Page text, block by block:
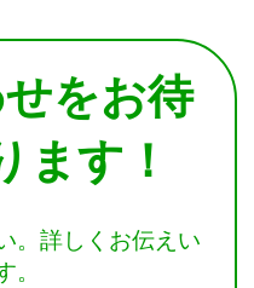
をお待
ます！
。詳しくお伝えい
。